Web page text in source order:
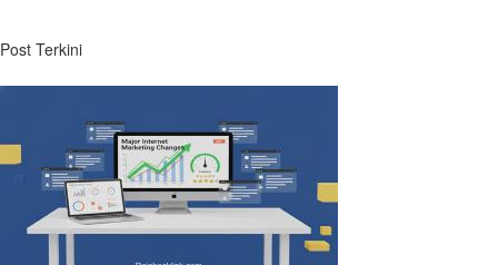
Post Terkini